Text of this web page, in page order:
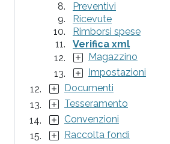
Preventivi
Ricevute
Rimborsi spese
Verifica xml
Magazzino
Impostazioni
Documenti
Tesseramento
Convenzioni
Raccolta fondi